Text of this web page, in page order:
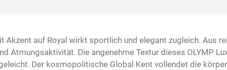
Akzent auf Royal wirkt sportlich und elegant zugleich. Aus
Atmungsaktivität. Die angenehme Textur dieses OLYMP
Der kosmopolitische Global Kent vollendet die